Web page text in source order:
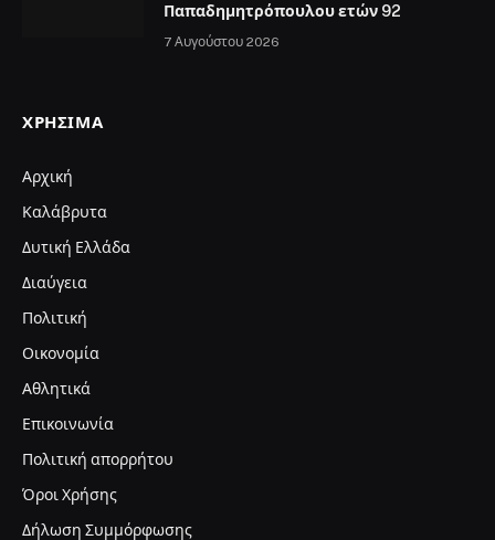
Παπαδημητρόπουλου ετών 92
7 Αυγούστου 2026
ΧΡΉΣΙΜΑ
Αρχική
Καλάβρυτα
Δυτική Ελλάδα
Διαύγεια
Πολιτική
Οικονομία
Αθλητικά
Επικοινωνία
Πολιτική απορρήτου
Όροι Χρήσης
Δήλωση Συμμόρφωσης